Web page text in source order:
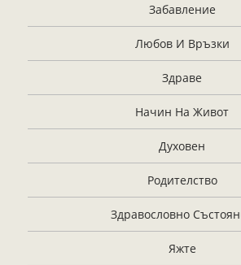
Забавление
Любов И Връзки
Здраве
Начин На Живот
Духовен
Родителство
Здравословно
Яжте